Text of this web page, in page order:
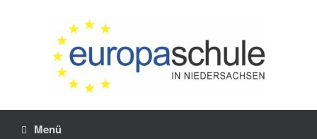
Menü